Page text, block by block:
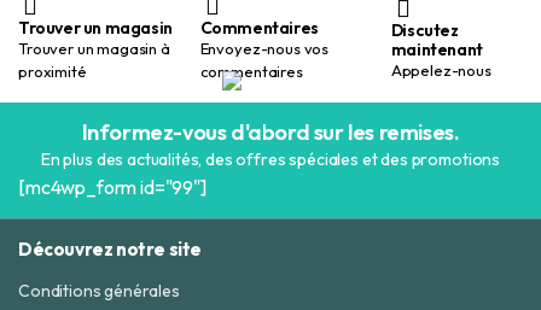
Trouver un magasin
Trouver un magasin à
proximité
Commentaires
Envoyez-nous vos
commentaires
Discutez
maintenant
Appelez-nous
Informez-vous d'abord sur les remises.
En plus des actualités, des offres spéciales et des promotions
[mc4wp_form id="99"]
Découvrez notre site
Conditions générales